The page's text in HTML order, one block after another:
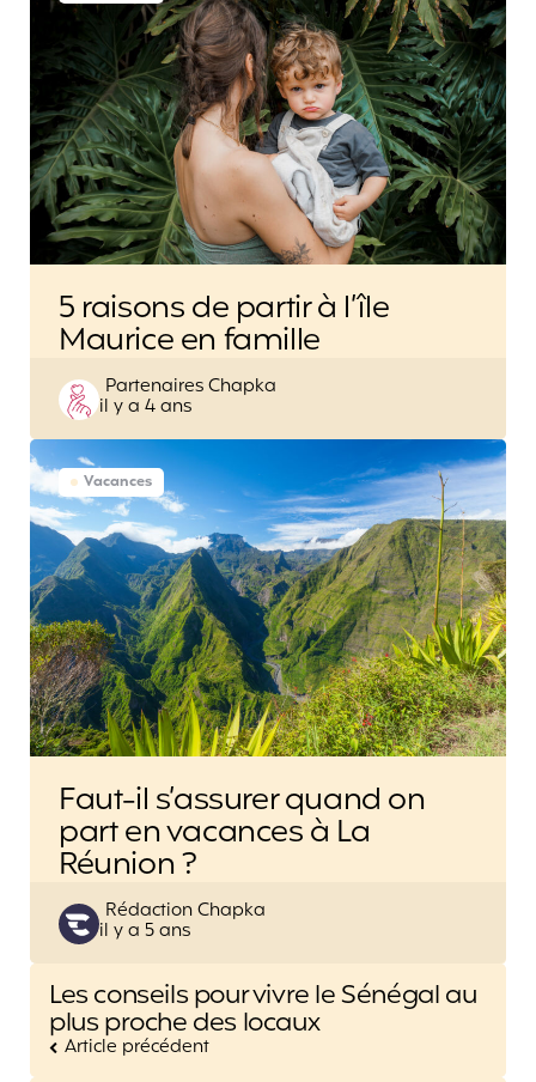
5 raisons de partir à l’île
Maurice en famille
Posted
by
Partenaires Chapka
il y a 4 ans
Vacances
Faut-il s’assurer quand on
part en vacances à La
Réunion ?
Posted
by
Rédaction Chapka
il y a 5 ans
Post
navigation
Les conseils pour vivre le Sénégal au
plus proche des locaux
Article précédent